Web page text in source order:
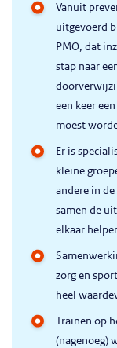
Vanuit
uitgevoerd
PMO, dat
stap naar
een keer
moest
Er is
kleine
andere in
samen de
elkaar
zorg en
heel
Trainen op
(nagenoeg)